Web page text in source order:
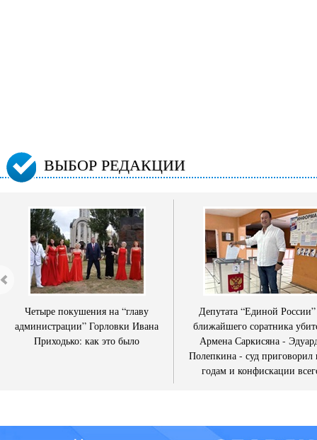
ВЫБОР РЕДАКЦИИ
Четыре покушения на “главу
администрации” Горловки Ивана
Приходько: как это было
Депутата “Единой
ближайшего соратника
Армена Саркисяна -
Полепкина - суд приговорил
годам и конфискации